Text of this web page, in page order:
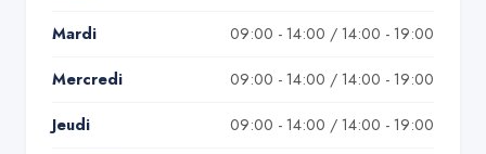
Mardi 09:00 - 14:00 / 14:00 - 19:00
Mercredi 09:00 - 14:00 / 14:00 - 19:00
Jeudi 09:00 - 14:00 / 14:00 - 19:00